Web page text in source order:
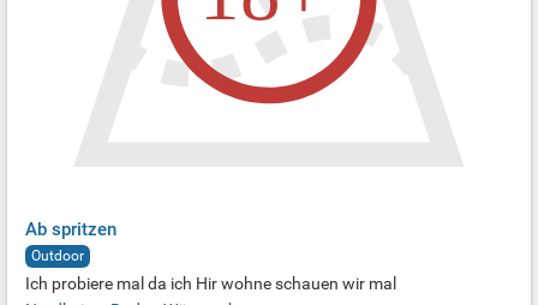
Ab spritzen
Outdoor
Ich probiere mal da ich Hir wohne schauen wir mal